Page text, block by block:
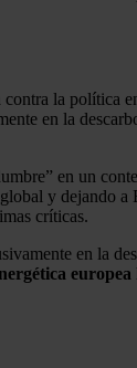
la política
en la
en un
y dejando a
críticas.
en la